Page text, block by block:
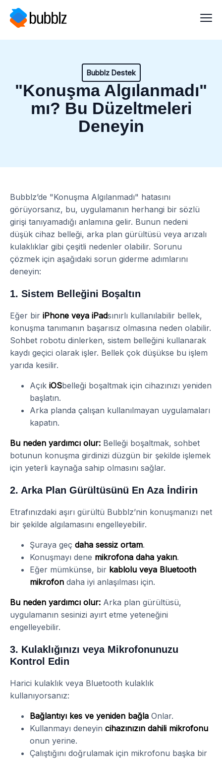
Bubblz Destek
"Konuşma Algılanmadı"
mı? Bu Düzeltmeleri
Deneyin
Bubblz’de "Konuşma Algılanmadı" hatasını
görüyorsanız, bu, uygulamanın herhangi bir sözlü
girişi tanıyamadığı anlamına gelir. Bunun nedeni
düşük cihaz belleği, arka plan gürültüsü veya arızalı
kulaklıklar gibi çeşitli nedenler olabilir. Sorunu
çözmek için aşağıdaki sorun giderme adımlarını
deneyin:
1. Sistem Belleğini Boşaltın
Eğer bir iPhone veya iPadsınırlı kullanılabilir bellek,
konuşma tanımanın başarısız olmasına neden olabilir.
Sohbet robotu dinlerken, sistem belleğini kullanarak
kaydı geçici olarak işler. Bellek çok düşükse bu işlem
yarıda kesilir.
Açık iOSbelleği boşaltmak için cihazınızı yeniden
başlatın.
Arka planda çalışan kullanılmayan uygulamaları
kapatın.
Bu neden yardımcı olur: Belleği boşaltmak, sohbet
botunun konuşma girdinizi düzgün bir şekilde işlemek
için yeterli kaynağa sahip olmasını sağlar.
2. Arka Plan Gürültüsünü En Aza İndirin
Etrafınızdaki aşırı gürültü Bubblz’nin konuşmanızı net
bir şekilde algılamasını engelleyebilir.
Şuraya geç daha sessiz ortam.
Konuşmayı dene mikrofona daha yakın.
Eğer mümkünse, bir kablolu veya Bluetooth
mikrofon daha iyi anlaşılması için.
Bu neden yardımcı olur: Arka plan gürültüsü,
uygulamanın sesinizi ayırt etme yeteneğini
engelleyebilir.
3. Kulaklığınızı veya Mikrofonunuzu
Kontrol Edin
Harici kulaklık veya Bluetooth kulaklık
kullanıyorsanız:
Bağlantıyı kes ve yeniden bağla Onlar.
Kullanmayı deneyin cihazınızın dahili mikrofonu
onun yerine.
Çalıştığını doğrulamak için mikrofonu başka bir